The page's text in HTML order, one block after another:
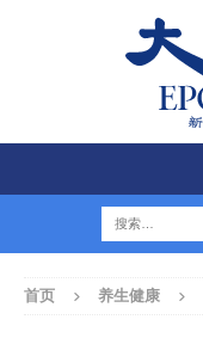
首页 养生健康